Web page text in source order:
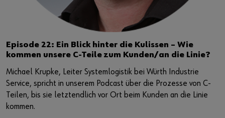
Episode 22: Ein Blick hinter die Kulissen – Wie
kommen unsere C-Teile zum Kunden/an die Linie?
Michael Krupke, Leiter Systemlogistik bei Würth Industrie
Service, spricht in unserem Podcast über die Prozesse von C-
Teilen, bis sie letztendlich vor Ort beim Kunden an die Linie
kommen.